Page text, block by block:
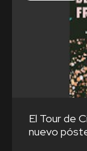
El Tour de
nuevo